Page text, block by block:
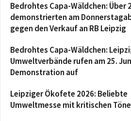
Bedrohtes Capa-Wäldchen: Über
demonstrierten am
gegen den Verkauf an RB Leipzig
Bedrohtes Capa-Wäldchen:
Umweltverbände rufen am 25.
Demonstration auf
Leipziger Ökofete 2026: Beliebte
Umweltmesse mit kritischen